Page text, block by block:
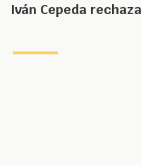
Iván Cepeda